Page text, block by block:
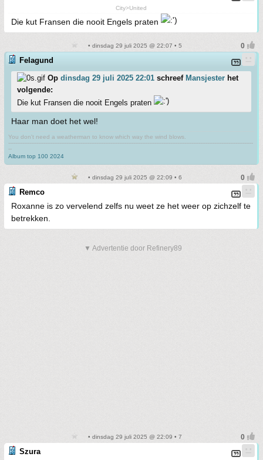
City>United
Die kut Fransen die nooit Engels praten
• dinsdag 29 juli 2025 @ 22:07 • 5
Felagund
Op dinsdag 29 juli 2025 22:01 schreef Mansjester het
volgende:
Die kut Fransen die nooit Engels praten
Haar man doet het wel!
You don't need a weatherman to know which way the wind blows.
-------------------------------------------------------------------------------------------------------------------------------------------
--
Album top 100 2024
• dinsdag 29 juli 2025 @ 22:09 • 6
Remco
Roxanne is zo vervelend zelfs nu weet ze het weer op zichzelf te
betrekken.
▼ Advertentie door Refinery89
• dinsdag 29 juli 2025 @ 22:09 • 7
Szura